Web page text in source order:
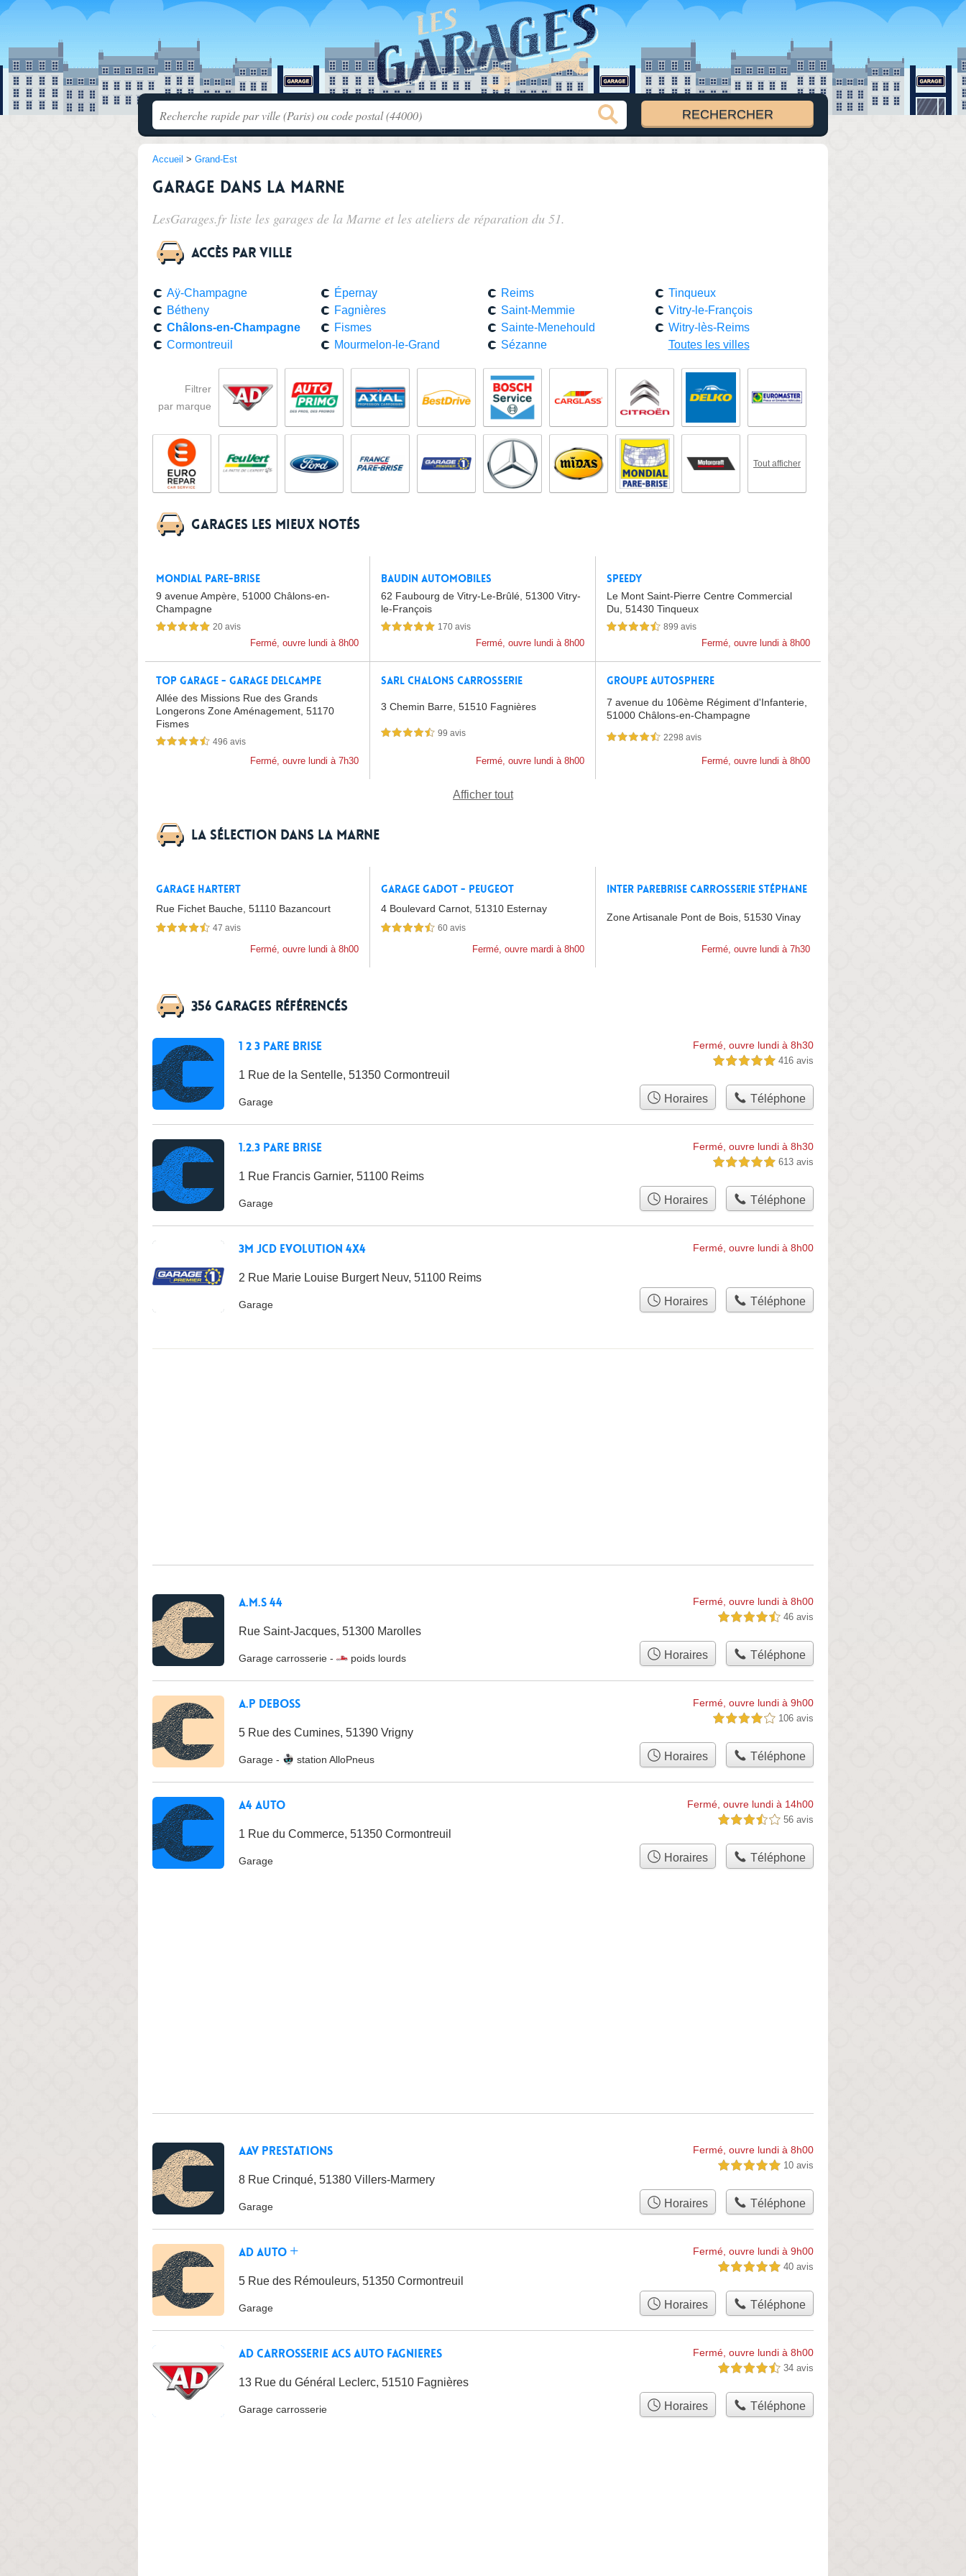
Accueil > Grand-Est
Garage dans la Marne
LesGarages.fr liste les garages de la Marne et les ateliers de réparation du 51.
Accès par ville
Aÿ-Champagne
Bétheny
Châlons-en-Champagne
Cormontreuil
Épernay
Fagnières
Fismes
Mourmelon-le-Grand
Reims
Saint-Memmie
Sainte-Menehould
Sézanne
Tinqueux
Vitry-le-François
Witry-lès-Reims
Toutes les villes
Filtrer
par marque
Tout afficher
Garages les mieux notés
Mondial Pare-Brise
9 avenue Ampère, 51000 Châlons-en-
Champagne
5,0 étoiles sur 5 20 avis
Fermé, ouvre lundi à 8h00
Baudin Automobiles
62 Faubourg de Vitry-Le-Brûlé,51300 Vitry-
le-François
5,0 étoiles sur 5 170 avis
Fermé, ouvre lundi à 8h00
Speedy
Le Mont Saint-Pierre Centre Commercial
Du, 51430 Tinqueux
4,5 étoiles sur 5 899 avis
Fermé, ouvre lundi à 8h00
Top Garage - Garage Delcampe
Allée des Missions Rue des Grands
Longerons Zone Aménagement, 51170
Fismes
4,5 étoiles sur 5 496 avis
Fermé, ouvre lundi à 7h30
SARL Chalons Carrosserie
3 Chemin Barre,51510 Fagnières
4,5 étoiles sur 5 99 avis
Fermé, ouvre lundi à 8h00
Groupe Autosphere
7 avenue du 106ème Régiment d'Infanterie,
51000 Châlons-en-Champagne
4,5 étoiles sur 5 2298 avis
Fermé, ouvre lundi à 8h00
Afficher tout
La sélection dans la Marne
Garage Hartert
Rue Fichet Bauche, 51110 Bazancourt
4,5 étoiles sur 5 47 avis
Fermé, ouvre lundi à 8h00
Garage Gadot - Peugeot
4 Boulevard Carnot,51310 Esternay
4,5 étoiles sur 5 60 avis
Fermé, ouvre mardi à 8h00
Inter Parebrise Carrosserie Stéphane
Zone Artisanale Pont de Bois, 51530 Vinay
Fermé, ouvre lundi à 7h30
356 garages référencés
1 2 3 Pare Brise
1 Rue de la Sentelle, 51350 Cormontreuil
Fermé, ouvre lundi à 8h30
5,0 étoiles sur 5 416 avis
Garage Horaires Téléphone
1.2.3 Pare Brise
1 Rue Francis Garnier, 51100 Reims
Fermé, ouvre lundi à 8h30
5,0 étoiles sur 5 613 avis
Garage Horaires Téléphone
3M Jcd Evolution 4X4
2 Rue Marie Louise Burgert Neuv, 51100 Reims
Fermé, ouvre lundi à 8h00
Garage Horaires Téléphone
A.M.S 44
Rue Saint-Jacques, 51300 Marolles
Fermé, ouvre lundi à 8h00
4,5 étoiles sur 5 46 avis
Garage carrosserie - poids lourds Horaires Téléphone
A.P Deboss
5 Rue des Cumines, 51390 Vrigny
Fermé, ouvre lundi à 9h00
4,0 étoiles sur 5 106 avis
Garage - station AlloPneus Horaires Téléphone
A4 Auto
1 Rue du Commerce, 51350 Cormontreuil
Fermé, ouvre lundi à 14h00
3,5 étoiles sur 5 56 avis
Garage Horaires Téléphone
Aav Prestations
8 Rue Crinqué, 51380 Villers-Marmery
Fermé, ouvre lundi à 8h00
5,0 étoiles sur 5 10 avis
Garage Horaires Téléphone
Ad Auto +
5 Rue des Rémouleurs, 51350 Cormontreuil
Fermé, ouvre lundi à 9h00
5,0 étoiles sur 5 40 avis
Garage Horaires Téléphone
AD Carrosserie ACS AUTO FAGNIERES
13 Rue du Général Leclerc, 51510 Fagnières
Fermé, ouvre lundi à 8h00
4,5 étoiles sur 5 34 avis
Garage carrosserie Horaires Téléphone